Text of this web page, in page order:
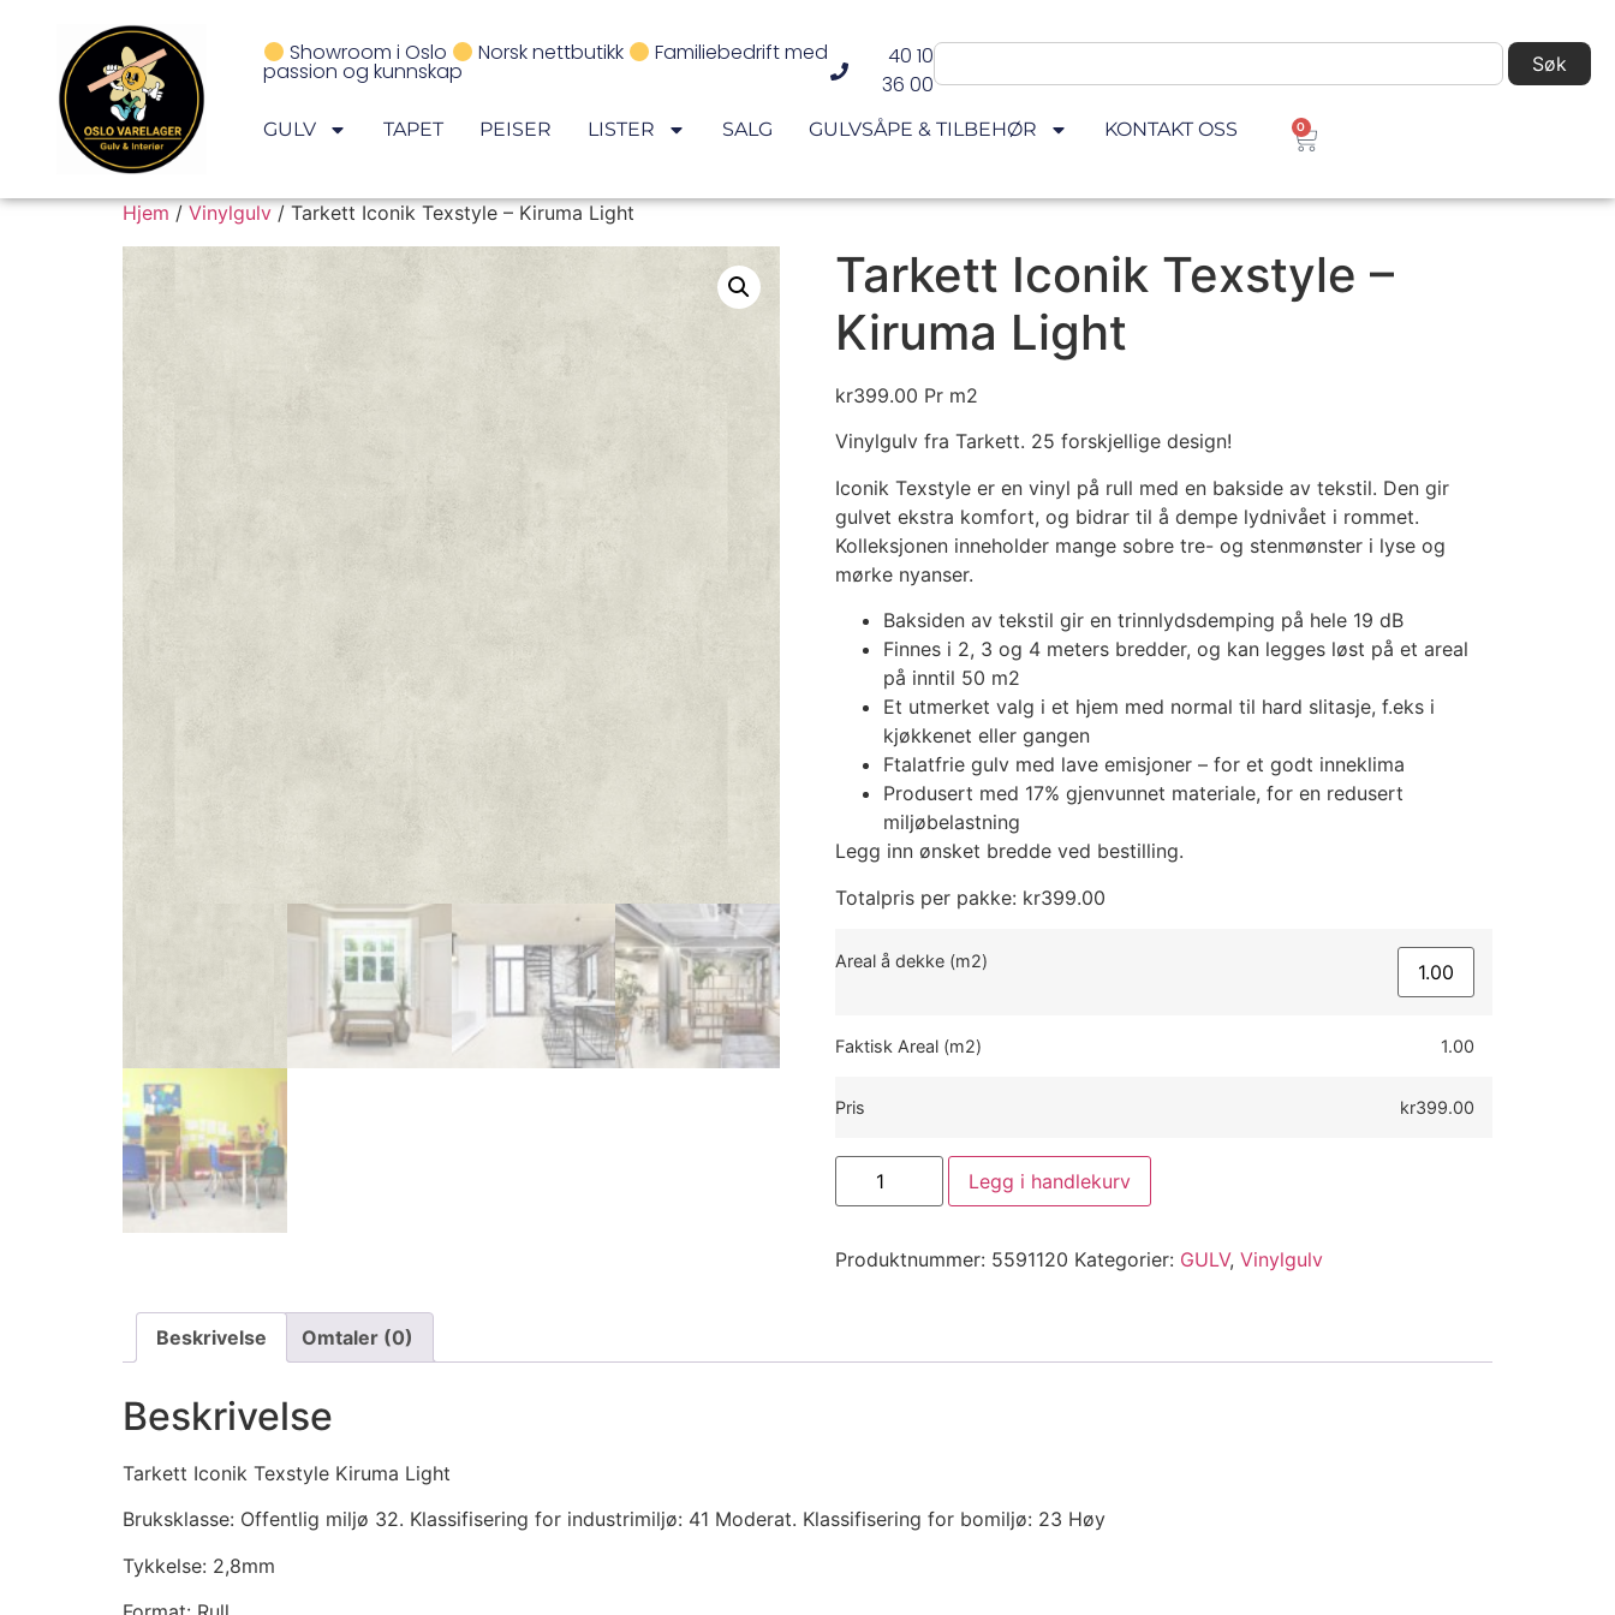
Showroom i Oslo Norsk nettbutikk Familiebedrift med
passion og kunnskap
40 10
36 00
Søk
GULV TAPET PEISER LISTER SALG GULVSÅPE & TILBEHØR KONTAKT OSS 0
Hjem / Vinylgulv / Tarkett Iconik Texstyle – Kiruma Light
Tarkett Iconik Texstyle –
Kiruma Light
kr399.00 Pr m2
Vinylgulv fra Tarkett. 25 forskjellige design!
Iconik Texstyle er en vinyl på rull med en bakside av tekstil. Den gir
gulvet ekstra komfort, og bidrar til å dempe lydnivået i rommet.
Kolleksjonen inneholder mange sobre tre- og stenmønster i lyse og
mørke nyanser.
Baksiden av tekstil gir en trinnlydsdemping på hele 19 dB
Finnes i 2, 3 og 4 meters bredder, og kan legges løst på et areal
på inntil 50 m2
Et utmerket valg i et hjem med normal til hard slitasje, f.eks i
kjøkkenet eller gangen
Ftalatfrie gulv med lave emisjoner – for et godt inneklima
Produsert med 17% gjenvunnet materiale, for en redusert
miljøbelastning
Legg inn ønsket bredde ved bestilling.
Totalpris per pakke: kr399.00
Areal å dekke (m2)
Faktisk Areal (m2) 1.00
Pris kr399.00
Legg i handlekurv
Produktnummer: 5591120 Kategorier: GULV, Vinylgulv
Beskrivelse Omtaler (0)
Beskrivelse
Tarkett Iconik Texstyle Kiruma Light
Bruksklasse: Offentlig miljø 32. Klassifisering for industrimiljø: 41 Moderat. Klassifisering for bomiljø: 23 Høy
Tykkelse: 2,8mm